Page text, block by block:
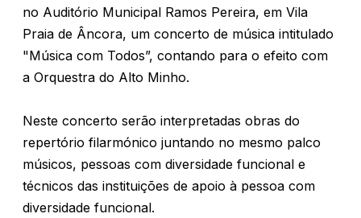
no Auditório Municipal Ramos Pereira, em Vila
Praia de Âncora, um concerto de música intitulado
"Música com Todos”, contando para o efeito com
a Orquestra do Alto Minho.
Neste concerto serão interpretadas obras do
repertório filarmónico juntando no mesmo palco
músicos, pessoas com diversidade funcional e
técnicos das instituições de apoio à pessoa com
diversidade funcional.